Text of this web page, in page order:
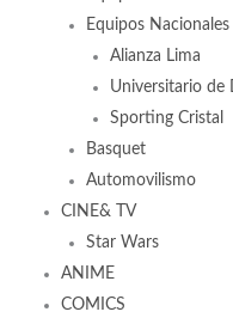
Equipos Nacionales
Alianza Lima
Universitario de
Sporting Cristal
Basquet
Automovilismo
CINE& TV
Star Wars
ANIME
COMICS